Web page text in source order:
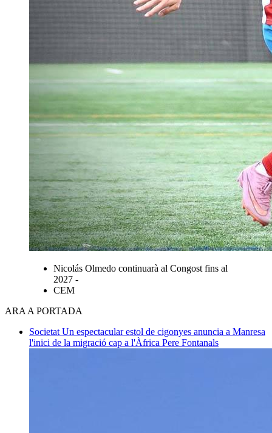
Nicolás Olmedo continuarà al Congost fins al
2027 -
CEM
ARA A PORTADA
Societat Un espectacular estol de cigonyes anuncia a Manresa
l'inici de la migració cap a l'Àfrica Pere Fontanals